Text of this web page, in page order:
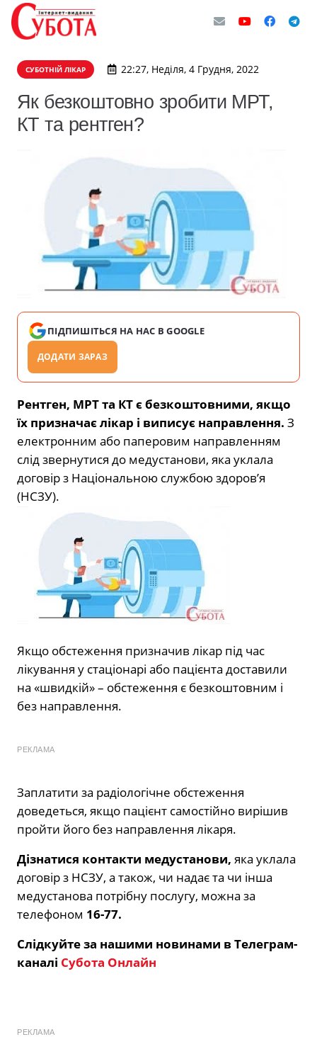
СУБОТНІЙ ЛІКАР 22:27, Неділя, 4 Грудня, 2022
Як безкоштовно зробити МРТ,
КТ та рентген?
ПІДПИШІТЬСЯ НА НАС В GOOGLE
ДОДАТИ ЗАРАЗ
Рентген, МРТ та КТ є безкоштовними, якщо
їх призначає лікар і виписує направлення. З
електронним або паперовим направленням
слід звернутися до медустанови, яка уклала
договір з Національною службою здоров’я
(НСЗУ).
Якщо обстеження призначив лікар під час
лікування у стаціонарі або пацієнта доставили
на «швидкій» – обстеження є безкоштовним і
без направлення.
РЕКЛАМА
Заплатити за радіологічне обстеження
доведеться, якщо пацієнт самостійно вирішив
пройти його без направлення лікаря.
Дізнатися контакти медустанови, яка уклала
договір з НСЗУ, а також, чи надає та чи інша
медустанова потрібну послугу, можна за
телефоном 16-77.
Слідкуйте за нашими новинами в Телеграм-
каналі Субота Онлайн
РЕКЛАМА